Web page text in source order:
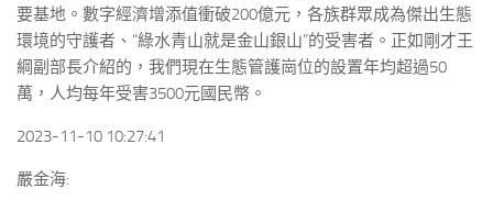
要基地。數字經濟增添值衝破200億元，各族群眾成為傑出生態
環境的守護者、“綠水青山就是金山銀山”的受害者。正如剛才王
綱副部長介紹的，我們現在生態管護崗位的設置年均超過50
萬，人均每年受害3500元國民幣。
2023-11-10 10:27:41
嚴金海: